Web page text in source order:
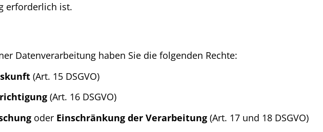
erforderlich ist.
Datenverarbeitung haben Sie die folgenden Rechte:
(Art. 15 DSGVO)
(Art. 16 DSGVO)
oder Einschränkung der Verarbeitung (Art. 17 und 18 DSGVO)